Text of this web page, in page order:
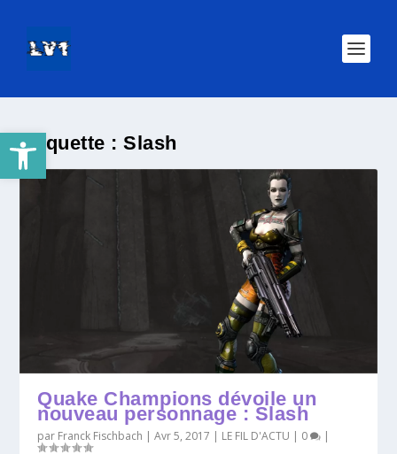
Ouvrir la barre d’outilsÉtiquette :Slash
Quake Champions dévoile un
nouveau personnage : Slash
par Franck Fischbach |Avr 5, 2017 | LE FIL D'ACTU | 0 |